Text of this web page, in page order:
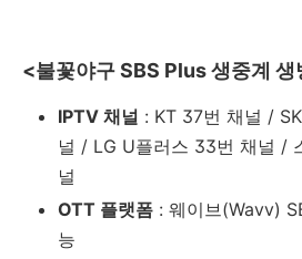
<불꽃야구 SBS Plus 생중계 생
IPTV 채널 : KT 37번 채널 /
널 / LG U플러스 33번 채널 /
널
OTT 플랫폼 : 웨이브(Wavv)
능